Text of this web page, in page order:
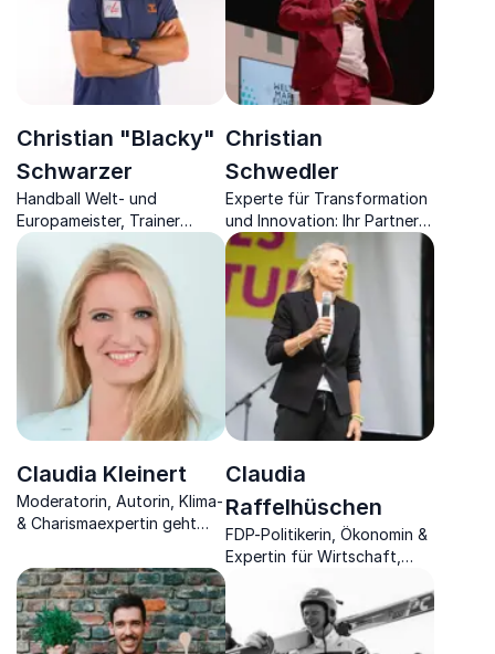
Christian "Blacky"
Schwarzer
Handball Welt- und
Europameister, Trainer
sowie Unternehmer über
Motivation und langfristigen
Christian
Schwedler
Experte für Transformation
und Innovation: Ihr Partner
für nachhaltigen
Unternehmenserfolg in einer
vernetzten Welt.
Claudia Kleinert
Moderatorin, Autorin, Klima-
& Charismaexpertin geht
den Grund und vermittelt
die Charisma-Formel.
Claudia
Raffelhüschen
FDP-Politikerin, Ökonomin &
Expertin für Wirtschaft,